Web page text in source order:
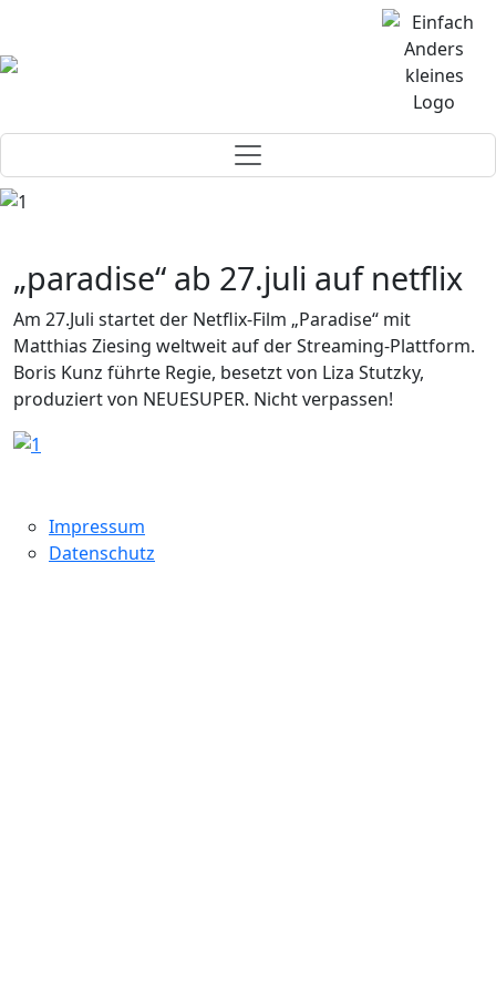
„paradise“ ab 27.juli auf netflix
Am 27.Juli startet der Netflix-Film „Paradise“ mit
Matthias Ziesing weltweit auf der Streaming-Plattform.
Boris Kunz führte Regie, besetzt von Liza Stutzky,
produziert von NEUESUPER. Nicht verpassen!
Impressum
Datenschutz